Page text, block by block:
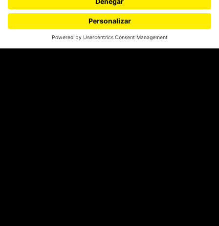
¿Quieres escribir en 070?
CONTÁCTANOS
cerosetenta@uniandes.edu.co